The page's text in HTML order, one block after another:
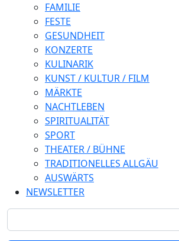
FAMILIE
FESTE
GESUNDHEIT
KONZERTE
KULINARIK
KUNST / KULTUR / FILM
MÄRKTE
NACHTLEBEN
SPIRITUALITÄT
SPORT
THEATER / BÜHNE
TRADITIONELLES ALLGÄU
AUSWÄRTS
NEWSLETTER